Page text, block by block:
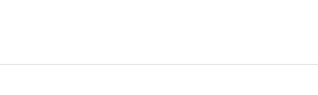
Z